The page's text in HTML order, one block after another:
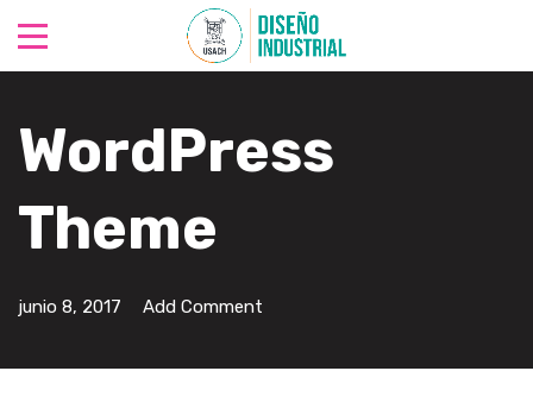
WordPress
Theme
junio 8, 2017 Add Comment